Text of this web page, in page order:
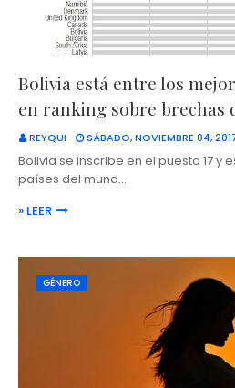
Bolivia está entre los
en ranking sobre brechas
REYQUI SÁBADO, NOVIEMBRE 04,
Bolivia se inscribe en el puesto 17 y
países del mund…
» LEER
GÉNERO